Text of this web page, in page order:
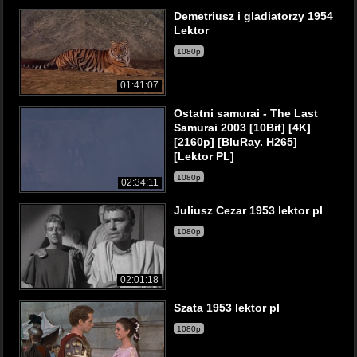
01:41:07
Demetriusz i gladiatorzy 1954
Lektor
1080p
02:34:11
Ostatni samurai - The Last
Samurai 2003 [10Bit] [4K]
[2160p] [BluRay. H265]
[Lektor PL]
1080p
02:01:18
Juliusz Cezar 1953 lektor pl
1080p
Szata 1953 lektor pl
1080p